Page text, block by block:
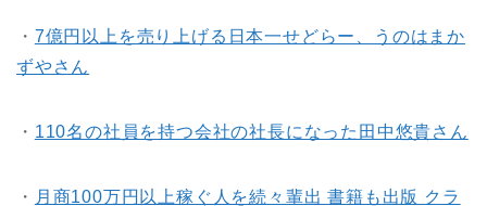
・ 7億円以上を売り上げる日本一せどらー、うのはまか
ずやさん
・ 110名の社員を持つ会社の社長になった田中悠貴さん
・ 月商100万円以上稼ぐ人を続々輩出 書籍も出版 クラ